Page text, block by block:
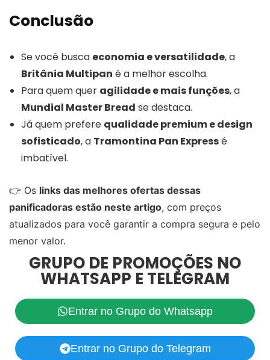
Conclusão
Se você busca economia e versatilidade, a
Britânia Multipan é a melhor escolha.
Para quem quer agilidade e mais funções, a
Mundial Master Bread se destaca.
Já quem prefere qualidade premium e design
sofisticado, a Tramontina Pan Expressé
imbatível.
👉 Os links das melhores ofertas dessas
panificadoras estão neste artigo, com preços
atualizados para você garantir a compra segura e pelo
menor valor.
GRUPO DE PROMOÇÕES NO
WHATSAPP E TELEGRAM
Entrar no Grupo do Whatsapp
Entrar no Grupo do Telegram